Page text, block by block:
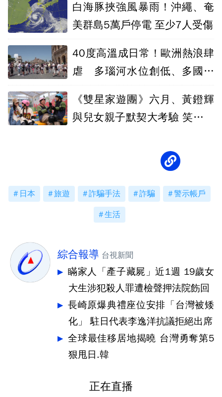
白海豚挾強風暴雨！沖繩、奄
美群島5萬戶停電 至少7人受傷
40度高溫成日常！歐洲熱浪肆
虐 多瑙河水位創低、多國引
《雙星家遊團》六月、黃鐙輝
與兒女親子默契大考驗 笑料百
日本 旅遊 詐騙手法 詐騙 警示帳戶
生活
綜合報導 台視新聞
瞞家人「產子藏屍」近1週 19歲女
大生涉犯殺人罪遭檢聲押法院飭回
長崎原爆典禮座位安排「台灣被矮
化」 駐日代表李逸洋抗議拒絕出席
全球最佳移居地揭曉 台灣勇奪第5
狠甩日.韓
正在直播